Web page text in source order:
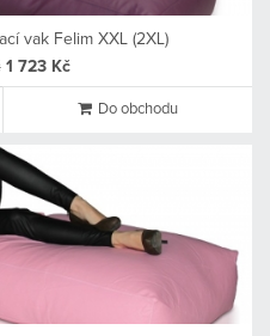
vak Felim XXL (2XL)
1 723 Kč
Do obchodu